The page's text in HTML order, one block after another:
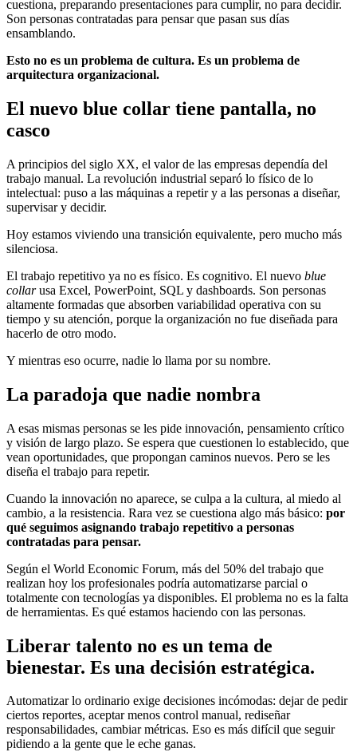
cuestiona, preparando presentaciones para cumplir, no para decidir.
Son personas contratadas para pensar que pasan sus días
ensamblando.
Esto no es un problema de cultura. Es un problema de
arquitectura organizacional.
El nuevo blue collar tiene pantalla, no
casco
A principios del siglo XX, el valor de las empresas dependía del
trabajo manual. La revolución industrial separó lo físico de lo
intelectual: puso a las máquinas a repetir y a las personas a diseñar,
supervisar y decidir.
Hoy estamos viviendo una transición equivalente, pero mucho más
silenciosa.
El trabajo repetitivo ya no es físico. Es cognitivo. El nuevo blue
collarusa Excel, PowerPoint, SQL y dashboards. Son personas
altamente formadas que absorben variabilidad operativa con su
tiempo y su atención, porque la organización no fue diseñada para
hacerlo de otro modo.
Y mientras eso ocurre, nadie lo llama por su nombre.
La paradoja que nadie nombra
A esas mismas personas se les pide innovación, pensamiento crítico
y visión de largo plazo. Se espera que cuestionen lo establecido, que
vean oportunidades, que propongan caminos nuevos. Pero se les
diseña el trabajo para repetir.
Cuando la innovación no aparece, se culpa a la cultura, al miedo al
cambio, a la resistencia. Rara vez se cuestiona algo más básico: por
qué seguimos asignando trabajo repetitivo a personas
contratadas para pensar.
Según el World Economic Forum, más del 50% del trabajo que
realizan hoy los profesionales podría automatizarse parcial o
totalmente con tecnologías ya disponibles. El problema no es la falta
de herramientas. Es qué estamos haciendo con las personas.
Liberar talento no es un tema de
bienestar. Es una decisión estratégica.
Automatizar lo ordinario exige decisiones incómodas: dejar de pedir
ciertos reportes, aceptar menos control manual, rediseñar
responsabilidades, cambiar métricas. Eso es más difícil que seguir
pidiendo a la gente que le eche ganas.